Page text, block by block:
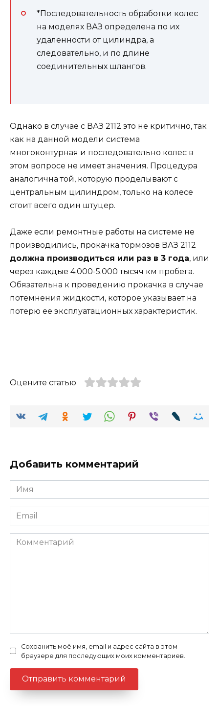
*Последовательность обработки колес
на моделях ВАЗ определена по их
удаленности от цилиндра, а
следовательно, и по длине
соединительных шлангов.
Однако в случае с ВАЗ 2112 это не критично, так
как на данной модели система
многоконтурная и последовательно колес в
этом вопросе не имеет значения. Процедура
аналогична той, которую проделывают с
центральным цилиндром, только на колесе
стоит всего один штуцер.
Даже если ремонтные работы на системе не
производились, прокачка тормозов ВАЗ 2112
должна производиться или раз в 3 года, или
через каждые 4.000-5.000 тысяч км пробега.
Обязательна к проведению прокачка в случае
потемнения жидкости, которое указывает на
потерю ее эксплуатационных характеристик.
Оцените статью
Добавить комментарий
Имя
Email
Комментарий
Сохранить моё имя, email и адрес сайта в этом
браузере для последующих моих комментариев.